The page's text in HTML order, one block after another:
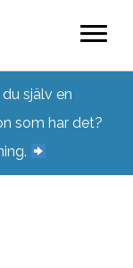
själv en
som har det?